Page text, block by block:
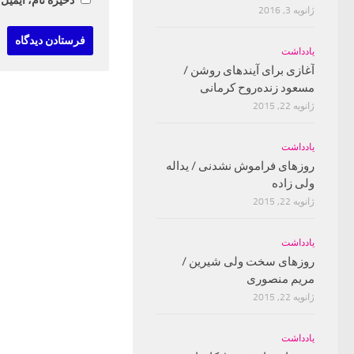
ژانویه 3, 2016
یادداشت
آغازی برای آینده‫ای روشن‬‬ /
مسعود زنده‌‫روح کرمانی‬‬
ژانویه 22, 2015
یادداشت
روزهای فراموش نشدنی / یداله
ولی زاده
ژانویه 22, 2015
یادداشت
روزهای سخت ولی شیرین /
مریم منصوری
ژانویه 22, 2015
یادداشت